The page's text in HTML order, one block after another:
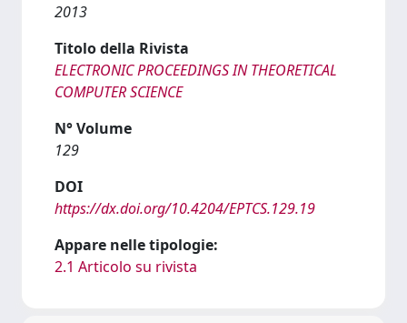
2013
Titolo della Rivista
ELECTRONIC PROCEEDINGS IN THEORETICAL
COMPUTER SCIENCE
N° Volume
129
DOI
https://dx.doi.org/10.4204/EPTCS.129.19
Appare nelle tipologie:
2.1 Articolo su rivista